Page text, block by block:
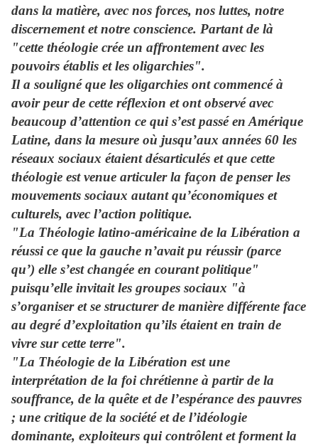
dans la matière, avec nos forces, nos luttes, notre
discernement et notre conscience. Partant de là
"cette théologie crée un affrontement avec les
pouvoirs établis et les oligarchies".
Il a souligné que les oligarchies ont commencé à
avoir peur de cette réflexion et ont observé avec
beaucoup d’attention ce qui s’est passé en Amérique
Latine, dans la mesure où jusqu’aux années 60 les
réseaux sociaux étaient désarticulés et que cette
théologie est venue articuler la façon de penser les
mouvements sociaux autant qu’économiques et
culturels, avec l’action politique.
"La Théologie latino-américaine de la Libération a
réussi ce que la gauche n’avait pu réussir (parce
qu’) elle s’est changée en courant politique"
puisqu’elle invitait les groupes sociaux "à
s’organiser et se structurer de manière différente face
au degré d’exploitation qu’ils étaient en train de
vivre sur cette terre".
"La Théologie de la Libération est une
interprétation de la foi chrétienne à partir de la
souffrance, de la quête et de l’espérance des pauvres
; une critique de la société et de l’idéologie
dominante, exploiteurs qui contrôlent et forment la